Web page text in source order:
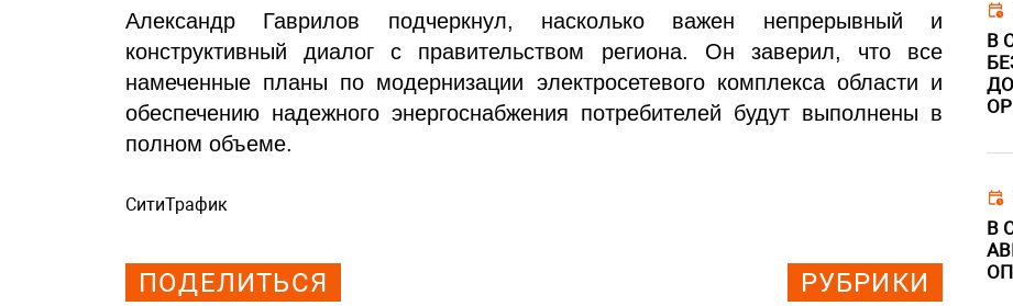
Александр Гаврилов подчеркнул, насколько важен непрерывный и
конструктивный диалог с правительством региона. Он заверил, что все
намеченные планы по модернизации электросетевого комплекса области и
обеспечению надежного энергоснабжения потребителей будут выполнены в
полном объеме.
СитиТрафик
ПОДЕЛИТЬСЯ РУБРИКИ
В
В